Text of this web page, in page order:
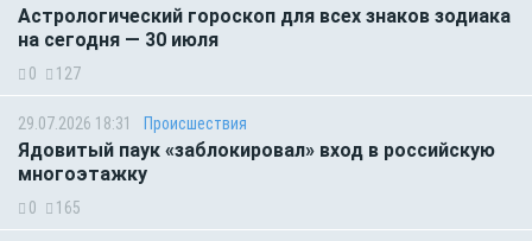
Астрологический гороскоп для всех знаков зодиака
на сегодня — 30 июля
0 127
29.07.2026 18:31 Происшествия
Ядовитый паук «заблокировал» вход в российскую
многоэтажку
0 165